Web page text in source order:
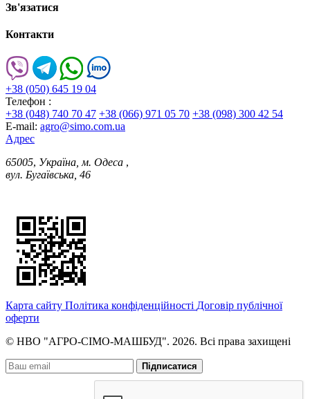
Зв'язатися
Контакти
+38 (050) 645 19 04
Телефон :
+38 (048) 740 70 47 +38 (066) 971 05 70 +38 (098) 300 42 54
E-mail: agro@simo.com.ua
Адрес
65005, Україна, м. Одеса ,
вул. Бугаївська, 46
Карта сайту Політика конфіденційності Договір публічної
оферти
© НВО "АГРО-СІМО-МАШБУД". 2026. Всі права захищені
Підписатися